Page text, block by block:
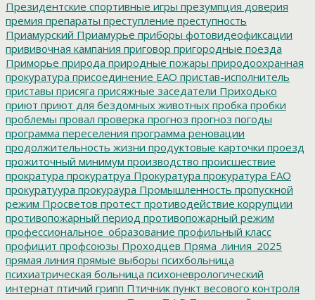
Президентские спортивные игры презумпция доверия
премия препараты преступление преступность
Приамурский Приамурье приборы фотовидеофиксации
прививочная кампания приговор пригородные поезда
Приморье природа природные пожары природоохранная
прокуратура присоединение ЕАО пристав-исполнитель
приставы присяга присяжные заседатели Приходько
приют приют для бездомных животных пробка пробки
проблемы провал проверка прогноз прогноз погоды
программа переселения программа реновации
продолжительность жизни продуктовые карточки проезд
прожиточный минимум производство происшествие
прократура прокуратруа Прокуратура прокуратура ЕАО
прокуратуура прокураура Промышленность пропускной
режим Просветов протест противодействие коррупции
противопожарный период противопожарный режим
профессиональное_образование профильный класс
профицит профсоюзы Проходцев Пряма_линия_2025
прямая линия прямые выборы психбольница
психиатрическая больница психоневрологический
интернат птичий грипп Птичник пункт весового контроля